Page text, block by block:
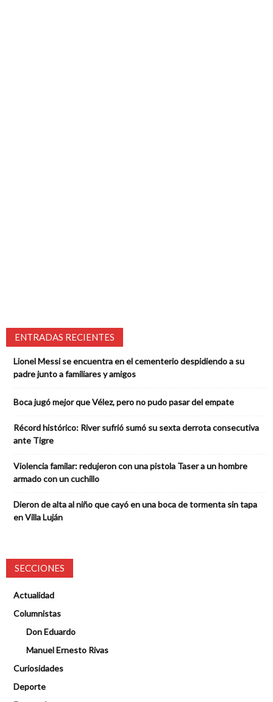
ENTRADAS RECIENTES
Lionel Messi se encuentra en el cementerio despidiendo a su
padre junto a familiares y amigos
Boca jugó mejor que Vélez, pero no pudo pasar del empate
Récord histórico: River sufrió sumó su sexta derrota consecutiva
ante Tigre
Violencia familar: redujeron con una pistola Taser a un hombre
armado con un cuchillo
Dieron de alta al niño que cayó en una boca de tormenta sin tapa
en Villa Luján
SECCIONES
Actualidad
Columnistas
Don Eduardo
Manuel Ernesto Rivas
Curiosidades
Deporte